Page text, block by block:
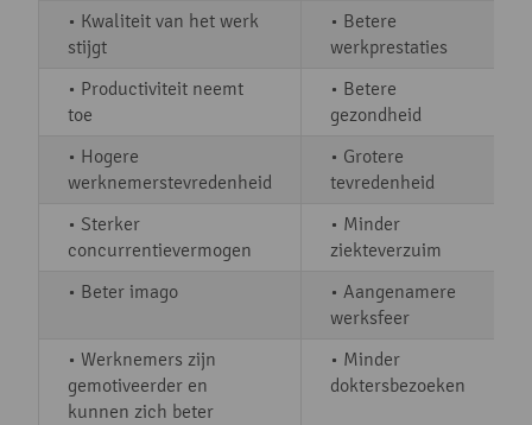
• Kwaliteit van het werk
stijgt
• Betere
werkprestaties
• Productiviteit neemt
toe
• Betere
gezondheid
• Hogere
werknemerstevredenheid
• Grotere
tevredenheid
• Sterker
concurrentievermogen
• Minder
ziekteverzuim
• Beter imago
• Aangenamere
werksfeer
• Werknemers zijn
gemotiveerder en
kunnen zich beter
• Minder
doktersbezoeken